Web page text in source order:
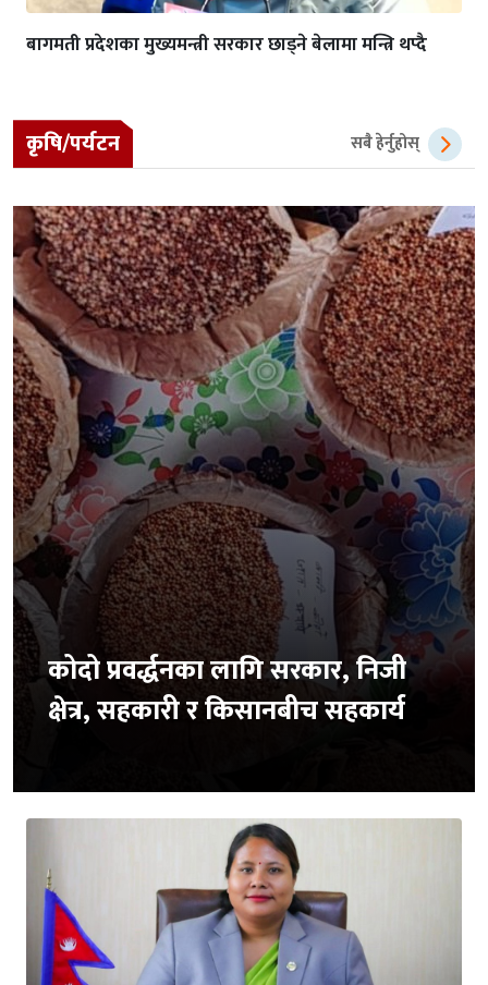
बागमती प्रदेशका मुख्यमन्त्री सरकार छाड्ने बेलामा मन्त्रि थप्दै
कृषि/पर्यटन सबै हेर्नुहोस्
कोदो प्रवर्द्धनका लागि सरकार, निजी
क्षेत्र, सहकारी र किसानबीच सहकार्य